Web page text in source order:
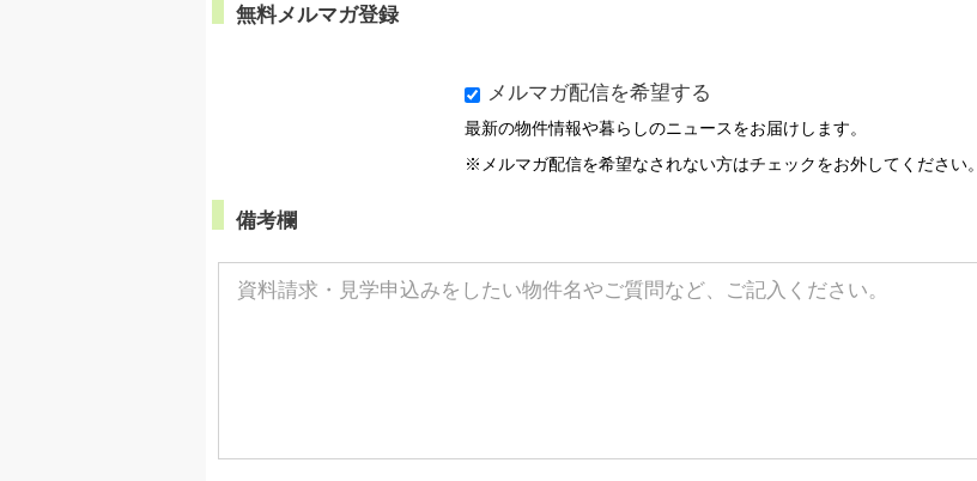
無料メルマガ登録
メルマガ配信を希望する
最新の物件情報や暮らしのニュースをお届けします。
※メルマガ配信を希望なされない方はチェックをお外してください。
備考欄